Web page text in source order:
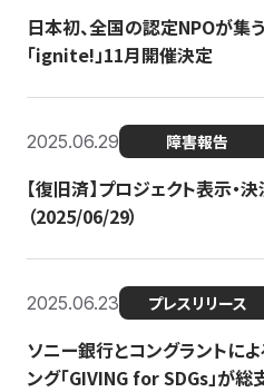
日本初、全国の認定NPOが集
「ignite!」11月開催決定
2025.06.29 障害報告
【復旧済】プロジェクト表示
（2025/06/29）
2025.06.23 プレスリリース
ソニー銀行とコングラントに
ング「GIVING for SDGs」が総